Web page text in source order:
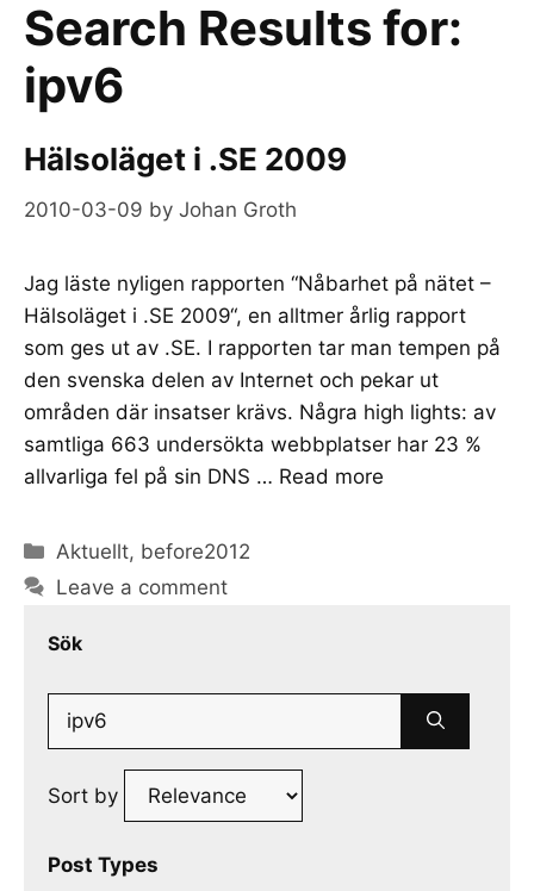
Search Results for:
ipv6
Hälsoläget i .SE 2009
2010-03-09 by Johan Groth
Jag läste nyligen rapporten “Nåbarhet på nätet –
Hälsoläget i .SE 2009“, en alltmer årlig rapport
som ges ut av .SE. I rapporten tar man tempen på
den svenska delen av Internet och pekar ut
områden där insatser krävs. Några high lights: av
samtliga 663 undersökta webbplatser har 23 %
allvarliga fel på sin DNS … Read more
Categories
Aktuellt, before2012
Leave a comment
Sök
Search
for:
Sort by
Post Types